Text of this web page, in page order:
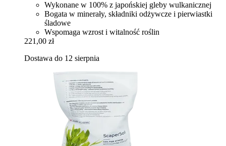
Wykonane w 100% z japońskiej gleby wulkanicznej
Bogata w minerały, składniki odżywcze i pierwiastki
śladowe
Wspomaga wzrost i witalność roślin
221,00 zł
Dostawa do 12 sierpnia